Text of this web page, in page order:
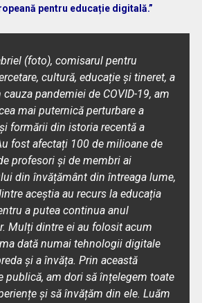
pentru educație digitală.”
(foto), comisarul pentru
cultură, educație și tineret, a
cauza pandemiei de COVID-19, am
mai puternică perturbare a
formării din istoria recentă a
fost afectați 100 de milioane de
profesori și de membri ai
din învățământ din întreaga lume,
aceștia au recurs la educația
a putea continua anul
Mulți dintre ei au folosit acum
dată numai tehnologii digitale
și a învăța. Prin această
publică, am dori să înțelegem toate
și să învățăm din ele. Luăm